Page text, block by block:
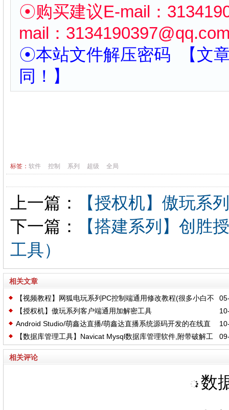
☉购买建议E-mail：
mail： 3134190397
☉本站文件解压密码 【文
同！】
标签： 软件 控制 系列 超级 全局
上一篇：
【授权机】傲玩系
下一篇：
【搭建系列】创胜
工具）
相关文章
【视频教程】网狐电玩系列PC控制端通用修改教程(很多小白不
知道修改)
【授权机】傲玩系列客户端通用加解密工具
Android Studio/萌鑫达直播/萌鑫达直播系统源码开发的在线直
播/app软件
【数据库管理工具】Navicat Mysql数据库管理软件,附带破解工
具
相关评论
数